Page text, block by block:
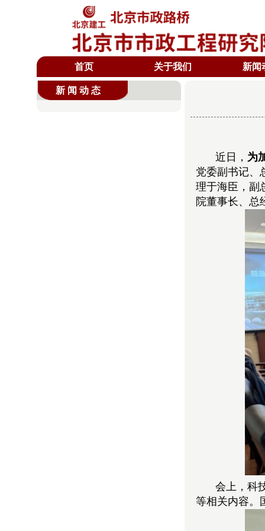
首页 关于我们 新闻
新闻动态
近日， 为
党委副书记、
理于海臣，副
院董事长、总
会上，科
等相关内容。